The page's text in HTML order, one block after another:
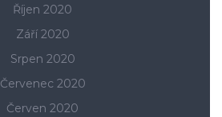
Říjen 2020
Září 2020
Srpen 2020
Červenec 2020
Červen 2020